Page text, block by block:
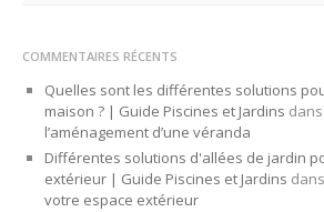
COMMENTAIRES RÉCENTS
Quelles sont les différentes solutions
maison ? | Guide Piscines et Jardins dans
l’aménagement d’une véranda
Différentes solutions d'allées de jardin
extérieur | Guide Piscines et Jardins dans
votre espace extérieur